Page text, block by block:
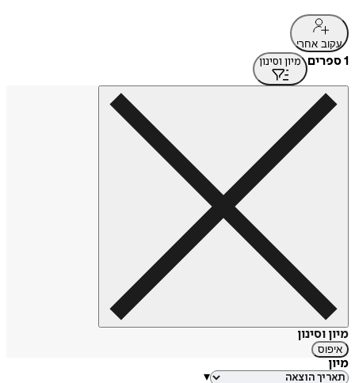
עקוב אחרי
1 ספרים מיון וסינון
מיון וסינון
איפוס
מיון
▾